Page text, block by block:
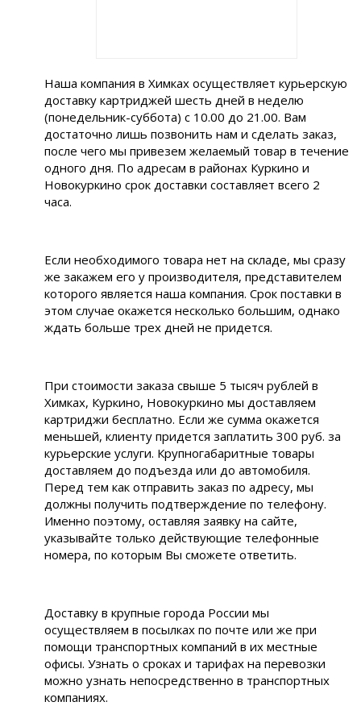
Наша компания в Химках осуществляет курьерскую
доставку картриджей шесть дней в неделю
(понедельник-суббота) с 10.00 до 21.00. Вам
достаточно лишь позвонить нам и сделать заказ,
после чего мы привезем желаемый товар в течение
одного дня. По адресам в районах Куркино и
Новокуркино срок доставки составляет всего 2
часа.
Если необходимого товара нет на складе, мы сразу
же закажем его у производителя, представителем
которого является наша компания. Срок поставки в
этом случае окажется несколько большим, однако
ждать больше трех дней не придется.
При стоимости заказа свыше 5 тысяч рублей в
Химках, Куркино, Новокуркино мы доставляем
картриджи бесплатно. Если же сумма окажется
меньшей, клиенту придется заплатить 300 руб. за
курьерские услуги. Крупногабаритные товары
доставляем до подъезда или до автомобиля.
Перед тем как отправить заказ по адресу, мы
должны получить подтверждение по телефону.
Именно поэтому, оставляя заявку на сайте,
указывайте только действующие телефонные
номера, по которым Вы сможете ответить.
Доставку в крупные города России мы
осуществляем в посылках по почте или же при
помощи транспортных компаний в их местные
офисы. Узнать о сроках и тарифах на перевозки
можно узнать непосредственно в транспортных
компаниях.